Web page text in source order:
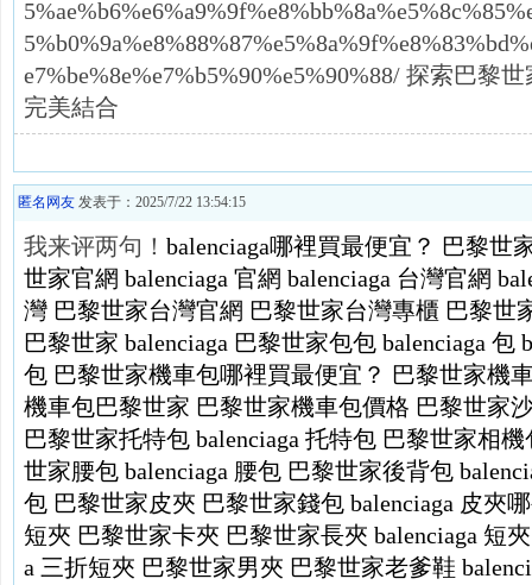
e7%be%8e%e7%b5%90%e5%90%88/ 探索巴黎
完美結合
匿名网友 发表于：2025/7/22 13:54:15
我来评两句！ balenciaga哪裡買最便宜？ 巴黎世
世家官網 balenciaga 官網 balenciaga 台灣官網
灣 巴黎世家台灣官網 巴黎世家台灣專櫃 巴黎世
巴黎世家 balenciaga 巴黎世家包包 balenciaga 包
包 巴黎世家機車包哪裡買最便宜？ 巴黎世家機
機車包巴黎世家 巴黎世家機車包價格 巴黎世家
巴黎世家托特包 balenciaga 托特包 巴黎世家相機
世家腰包 balenciaga 腰包 巴黎世家後背包
包 巴黎世家皮夾 巴黎世家錢包 balenciaga 皮夾
短夾 巴黎世家卡夾 巴黎世家長夾 balenciaga 短夾
a 三折短夾 巴黎世家男夾 巴黎世家老爹鞋